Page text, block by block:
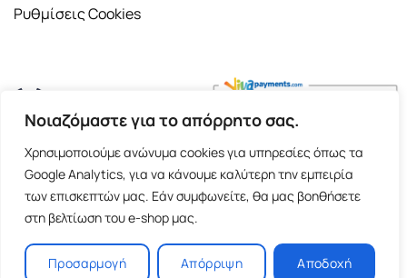
Νοιαζόμαστε για το απόρρητο σας.
Χρησιμοποιούμε ανώνυμα cookies για υπηρεσίες όπως τα
Google Analytics, για να κάνουμε καλύτερη την εμπειρία
των επισκεπτών μας. Εάν συμφωνείτε, θα μας βοηθήσετε
στη βελτίωση του e-shop μας.
Προσαρμογή Απόρριψη Αποδοχή
Ρυθμίσεις Cookies
Copyright 2026 ©Εκδοτικός Οίκος Α.Α. Λιβάνη| All rights
reserved.
Σόλωνος 98, 10680 Αθήνα | Τ:2103661200- F: 2103617791
E-shop and Premium Managed Hosting by